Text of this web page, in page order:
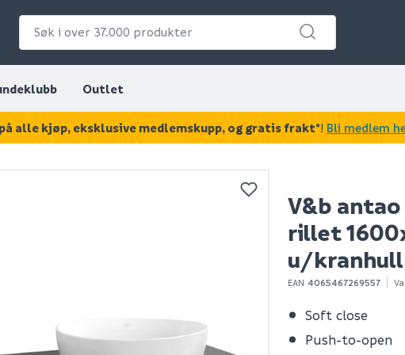
Outlet
KAN DISSE VÆRE AV INTERESSE?
V&b
rillet
u/
EAN 4065467269557
Soft close
Push-to-open
på alle kjøp, eksklusive medlemskupp, og gratis frakt*! Bli medlem